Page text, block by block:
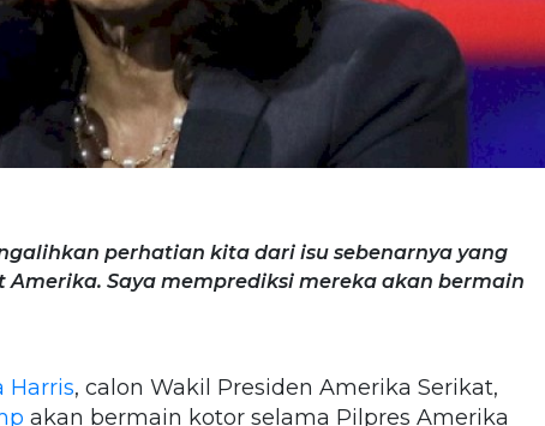
perhatian kita dari isu sebenarnya yang
Saya memprediksi mereka akan bermain
Harris, calon Wakil Presiden Amerika Serikat,
akan bermain kotor selama Pilpres Amerika